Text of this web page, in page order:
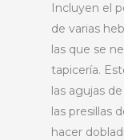
Incluyen el
de varias
las que se
tapicería.
las agujas
las presillas
hacer